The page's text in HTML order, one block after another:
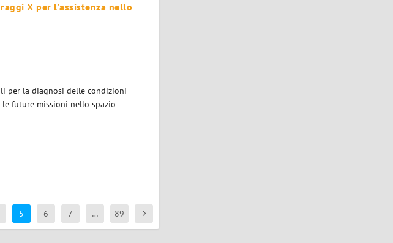
X per l’assistenza nello
per la diagnosi delle condizioni
future missioni nello spazio
5 6 7 … 89